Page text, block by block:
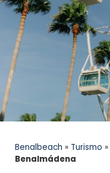
Benalbeach » Turismo »
Benalmádena